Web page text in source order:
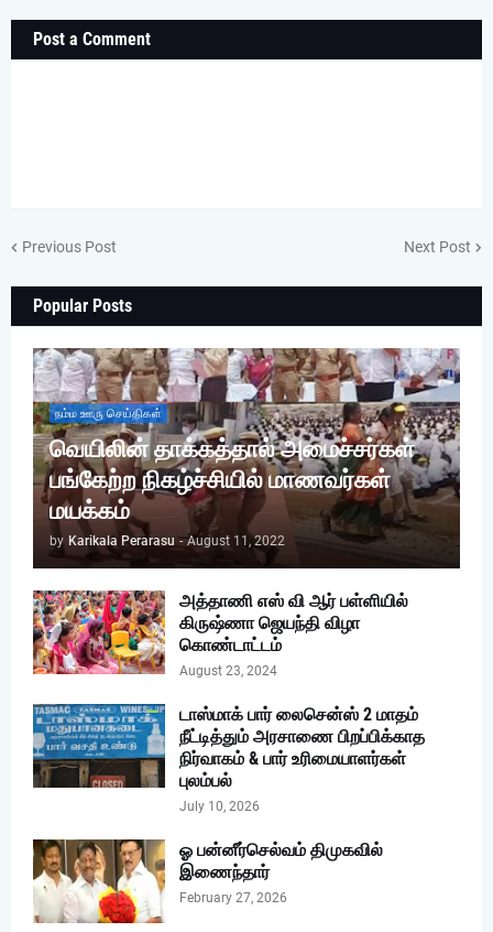
Post a Comment
Previous Post Next Post
Popular Posts
நம்ம ஊரு செய்திகள்
வெயிலின் தாக்கத்தால் அமைச்சர்கள்
பங்கேற்ற நிகழ்ச்சியில் மாணவர்கள்
மயக்கம்
by Karikala Perarasu - August 11, 2022
அத்தாணி எஸ் வி ஆர் பள்ளியில்
கிருஷ்ணா ஜெயந்தி விழா
கொண்டாட்டம்
August 23, 2024
டாஸ்மாக் பார் லைசென்ஸ் 2 மாதம்
நீட்டித்தும் அரசாணை பிறப்பிக்காத
நிர்வாகம் & பார் உரிமையாளர்கள்
புலம்பல்
July 10, 2026
ஓ பன்னீர்செல்வம் திமுகவில்
இணைந்தார்
February 27, 2026